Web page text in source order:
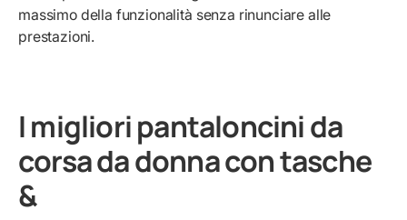
massimo della funzionalità senza rinunciare alle
prestazioni.
I migliori pantaloncini da
corsa da donna con tasche
&